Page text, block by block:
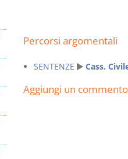
Percorsi argomentali
SENTENZE Cass.
Aggiungi un commento